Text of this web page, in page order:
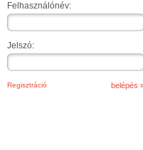
Felhasználónév:
Jelszó:
Regisztráció